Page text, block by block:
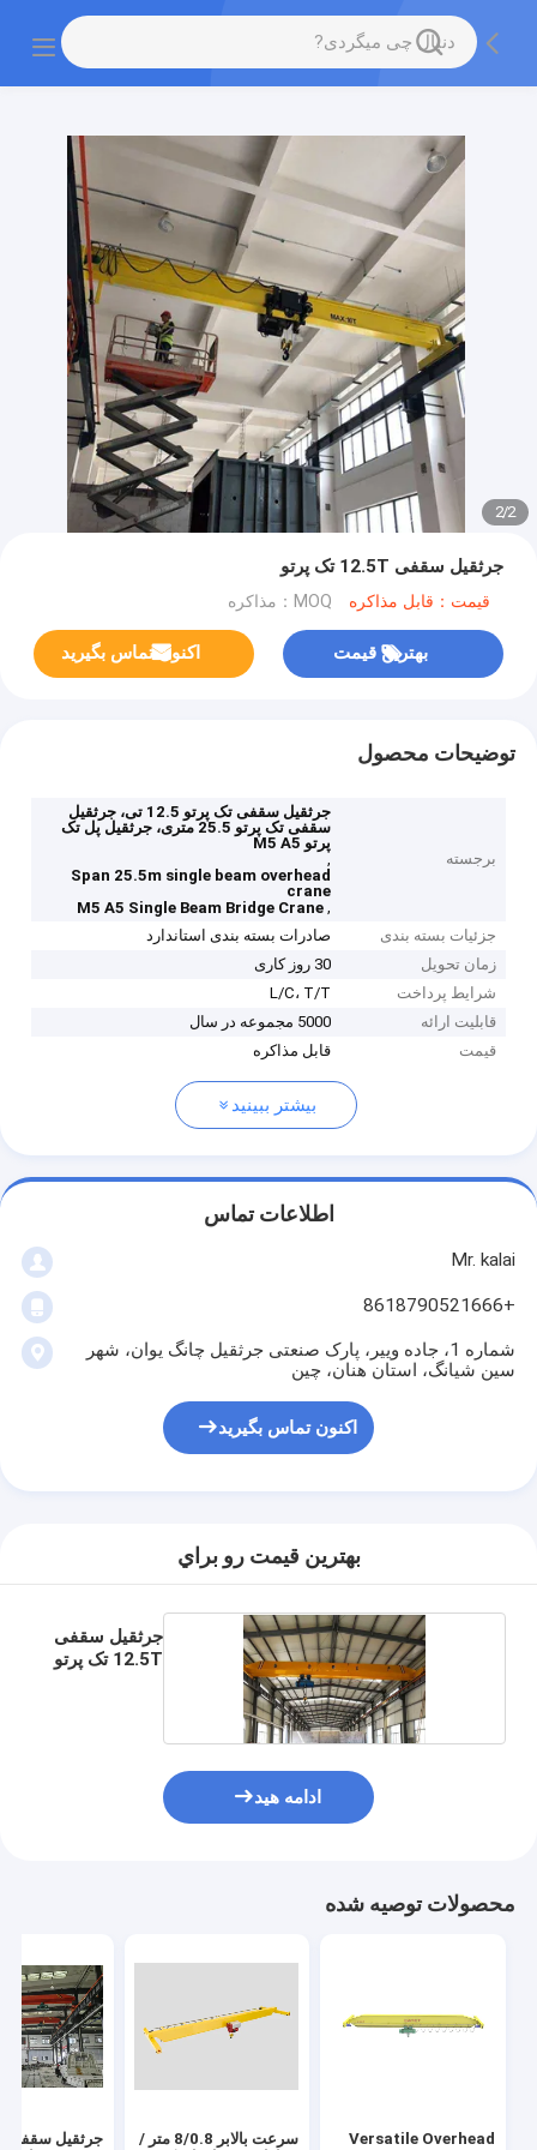
gtag('config', 'G-QWE9HWC3PF', {cookie_flags:
"SameSite=None;Secure"});
2
/
2
جرثقیل سقفی 12.5T تک پرتو
قیمت：قابل مذاکره MOQ：مذاکره
بهترین قیمت اکنون تماس بگیرید
توضیحات محصول
برجسته
جرثقیل سقفی تک پرتو 12.5 تی، جرثقیل
سقفی تک پرتو 25.5 متری، جرثقیل پل تک
پرتو M5 A5
,
Span 25.5m single beam overhead
crane
,
M5 A5 Single Beam Bridge Crane
جزئیات بسته بندی
صادرات بسته بندی استاندارد
زمان تحویل
30 روز کاری
شرایط پرداخت
L/C، T/T
قابلیت ارائه
5000 مجموعه در سال
قیمت
قابل مذاکره
بیشتر ببینید
اطلاعات تماس
Mr. kalai
+8618790521666
شماره 1، جاده وییر، پارک صنعتی جرثقیل چانگ یوان، شهر
سین شیانگ، استان هنان، چین
اکنون تماس بگیرید
بهترين قيمت رو براي
جرثقیل سقفی
12.5T تک پرتو
ادامه هید
محصولات توصیه شده
Versatile Overhead
سرعت بالابر 8/0.8 متر /
جرثقیل سقفی